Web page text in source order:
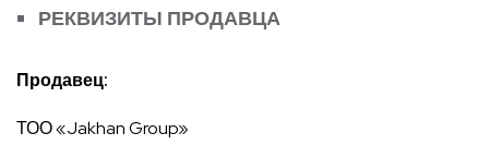
РЕКВИЗИТЫ ПРОДАВЦА
Продавец:
ТОО «Jakhan Group»